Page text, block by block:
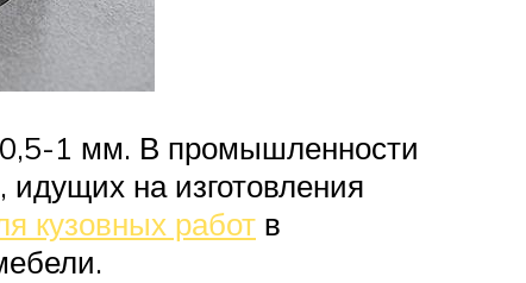
0,5-1 мм. В промышленности
идущих на изготовления
кузовных работ в